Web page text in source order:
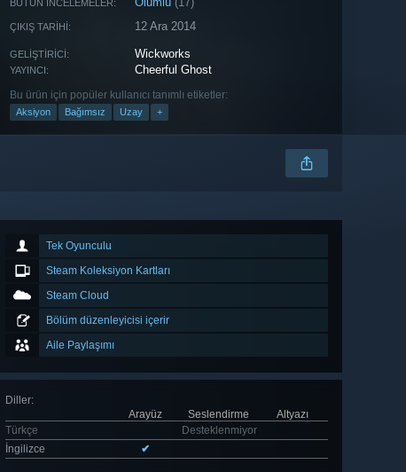
BÜTÜN İNCELEMELER:
ÇIKIŞ TARIHI: 12 Ara 2014
GELIŞTIRICI: Wickworks
YAYINCI: Cheerful Ghost
Bu ürün için popüler kullanıcı tanımlı etiketler:
Aksiyon Bağımsız Uzay +
Tek Oyunculu
Steam Koleksiyon Kartları
Steam Cloud
Bölüm düzenleyicisi içerir
Aile Paylaşımı
Diller:
Arayüz
Seslendirme
Altyazı
Türkçe
Desteklenmiyor
İngilizce
✔